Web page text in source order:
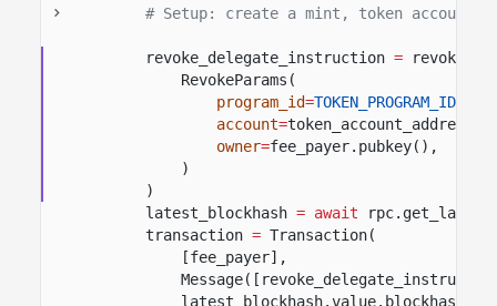
# Setup: create a mint, token account,
revoke_delegate_instruction =
revoke(
RevokeParams(
program_id=TOKEN_PROGRAM_ID
account=token_account_address,
owner=fee_payer.pubkey(),
)
)
latest_blockhash = await
transaction = Transaction(
[fee_payer],
latest_blockhash.value.blockhash,